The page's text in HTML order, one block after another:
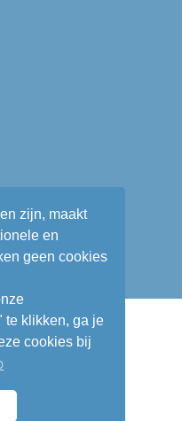
zijn, maakt
en
geen cookies
te klikken, ga je
cookies bij